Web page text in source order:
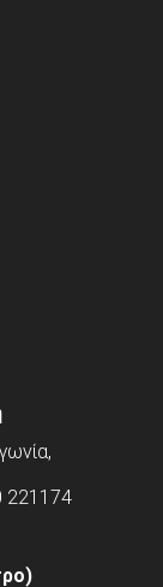
221174